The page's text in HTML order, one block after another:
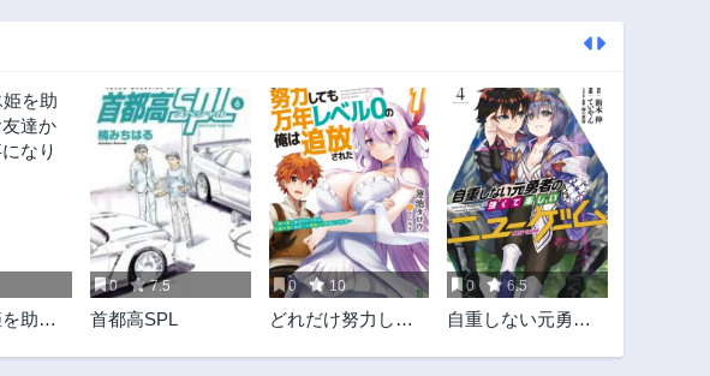
助け
0 7.5
首都高SPL
0 10
どれだけ努力して
0 6.5
自重しない元勇者